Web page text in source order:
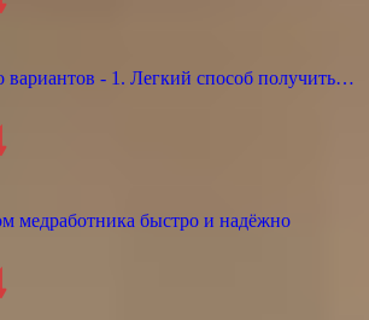
вариантов - 1. Легкий способ получить…
медработника быстро и надёжно